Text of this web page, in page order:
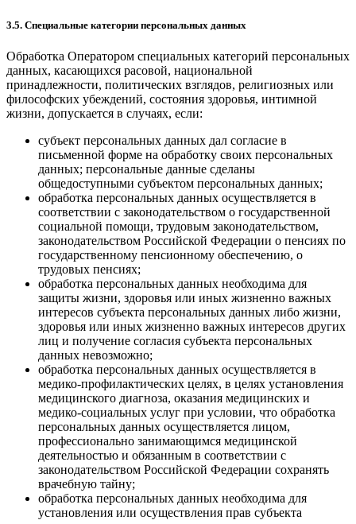
3.5. Специальные категории персональных данных
Обработка Оператором специальных категорий персональных
данных, касающихся расовой, национальной
принадлежности, политических взглядов, религиозных или
философских убеждений, состояния здоровья, интимной
жизни, допускается в случаях, если:
субъект персональных данных дал согласие в
письменной форме на обработку своих персональных
данных; персональные данные сделаны
общедоступными субъектом персональных данных;
обработка персональных данных осуществляется в
соответствии с законодательством о государственной
социальной помощи, трудовым законодательством,
законодательством Российской Федерации о пенсиях по
государственному пенсионному обеспечению, о
трудовых пенсиях;
обработка персональных данных необходима для
защиты жизни, здоровья или иных жизненно важных
интересов субъекта персональных данных либо жизни,
здоровья или иных жизненно важных интересов других
лиц и получение согласия субъекта персональных
данных невозможно;
обработка персональных данных осуществляется в
медико-профилактических целях, в целях установления
медицинского диагноза, оказания медицинских и
медико-социальных услуг при условии, что обработка
персональных данных осуществляется лицом,
профессионально занимающимся медицинской
деятельностью и обязанным в соответствии с
законодательством Российской Федерации сохранять
врачебную тайну;
обработка персональных данных необходима для
установления или осуществления прав субъекта